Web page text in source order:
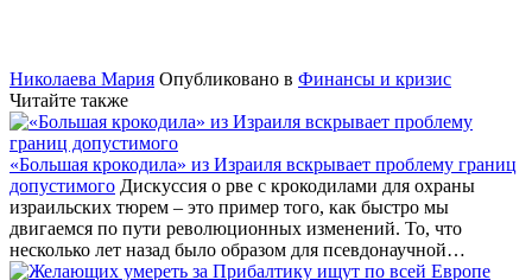
Николаева Мария Опубликовано в Финансы и кризис
Читайте также
«Большая крокодила» из Израиля вскрывает проблему границ
допустимого Дискуссия о рве с крокодилами для охраны
израильских тюрем – это пример того, как быстро мы
двигаемся по пути революционных изменений. То, что
несколько лет назад было образом для псевдонаучной…